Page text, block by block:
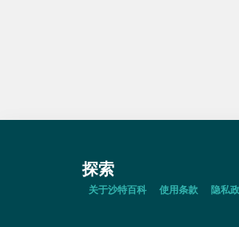
探索
关于沙特百科 使用条款 隐私